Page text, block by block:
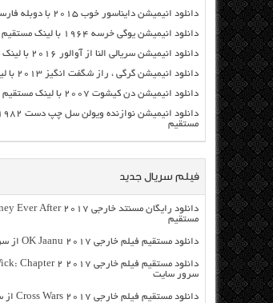
دانلود انیمیشن دایناسور خوب ۲۰۱۵ با دوبله فارسی
دانلود انیمیشن یوگی خرسه ۱۹۶۴ با لینک مستقیم
دانلود انیمیشن سریالی النا از آوالور ۲۰۱۶ با لینک مستقیم
دانلود انیمیشن گرگی ، راز شگفت انگیز ۲۰۱۳ با لینک مستقیم
دانلود انیمیشن دن کیشوت ۲۰۰۷ با لینک مستقیم
مستقیم
فیلم سریال جدید
مستقیم
دانلود مستقیم فیلم خارجی OK Jaanu 2017 از سرور سایت
سرور سایت
دانلود مستقیم فیلم خارجی Cross Wars 2017 از سرور سایت